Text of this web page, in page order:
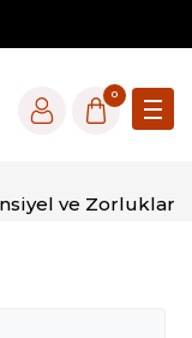
0
ve Zorluklar